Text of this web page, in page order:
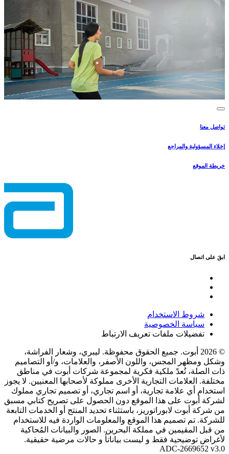
تواصل معنا
إخلاء المسؤولية والمراجع
خريطة الموقع
ابقَ على اتصال
شروط الاستخدام
سياسة الخصوصية
تفضيلات ملفات تعريف الارتباط
© 2026 أبوت. جميع الحقوق محفوظة. ليبري، وشعار الفراشة،
وشكل ومظهر المجس، واللون الأصفر، والعلامات، و/أو التصاميم
ذات الصلة، تُعدّ ملكية فكرية لمجموعة شركات أبوت في مناطق
مختلفة. العلامات التجارية الأخرى مملوكة لأصحابها المعنيين. لا يجوز
استخدام أي علامة تجارية، أو اسم تجاري، أو تصميم تجاري مملوك
لشركة أبوت على هذا الموقع دون الحصول على تصريح كتابي مسبق
من شركة أبوت لابوراتوريز، باستثناء تحديد المنتج أو الخدمات التابعة
للشركة. تم تصميم هذا الموقع والمعلومات الواردة فيه للاستخدام
من قبل المقيمين في مملكة البحرين. الصور والبيانات المُحاكية
لأغراض توضيحية فقط و ليست بياناتأ و حالات مرضية حقيقية.
ADC-2669652 v3.0